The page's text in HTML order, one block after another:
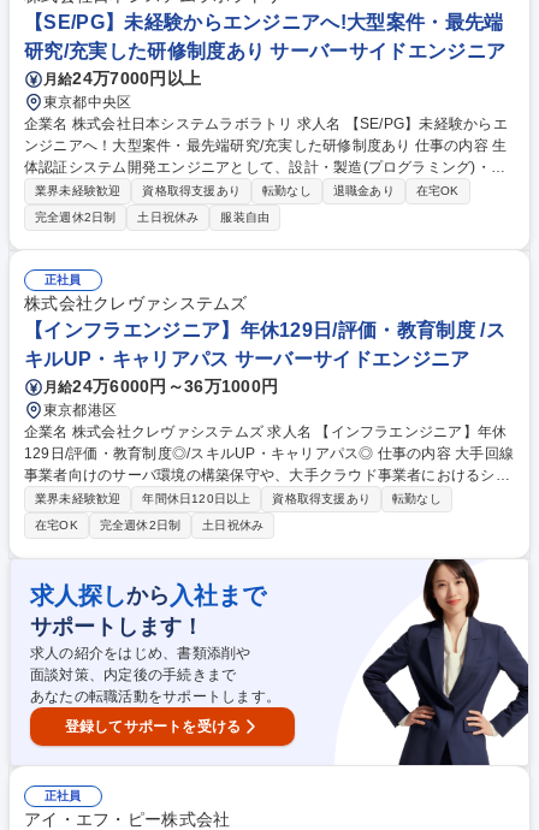
ー】など 入社後はまず業務理解を深めていただき、チームの頼れる存在と
してご活躍いただきます。 募集職種 【要件定義から携わるPL】国内最大
級ECプラットフォーム開発/年休129日
【SE/PG】未経験からエンジニアへ!大型案件・最先端
研究/充実した研修制度あり サーバーサイドエンジニア
月給24万7000円以上
東京都中央区
企業名 株式会社日本システムラボラトリ 求人名 【SE/PG】未経験からエ
ンジニアへ！大型案件・最先端研究/充実した研修制度あり 仕事の内容 生
体認証システム開発エンジニアとして、設計・製造(プログラミング)・品
質/性能評価・保守・技術研究をお任せします。 お客様は国家規模の研究
開発プロジェクトを進めているメーカーの研究機関やラボです。 この他に
も、以下のような業務もあります。 ■ 大規模仮想インフラエンジニア:お
客様のIT活用（日常で扱うデータ処理、通信の安定性など）を支援するエ
ンジニア 募集職種 【SE/PG】未経験からエンジニアへ！大型案件・最先
端研究/充実した研修制度あり
業界未経験歓迎 資格取得支援あり 転勤なし 退職金あり
在宅OK
完全週休2日制
土日祝休み 服装自由
正社員
株式会社クレヴァシステムズ
【インフラエンジニア】年休129日/評価・教育制度 /ス
キルUP・キャリアパス サーバーサイドエンジニア
月給24万6000円～36万1000円
東京都港区
企業名 株式会社クレヴァシステムズ 求人名 【インフラエンジニア】年休
129日/評価・教育制度◎/スキルUP・キャリアパス◎ 仕事の内容 大手回線
事業者向けのサーバ環境の構築保守や、大手クラウド事業者におけるシス
テム運用設計、構築、運用・保守などご経験や志向に応じたプロジェクト
を担当頂きます。 業務内容はPJによりますが、顧客担当者とのコミュニ
ケーション、スケジュール管理、進捗管理、サーバーの設計構築業務にお
ける各種ドキュメント作成・構築、運用・保守フェーズにおける障害検知
後の2次対応およびシステム構成変更対応、AWS、Azure等のクラウド上
の構築業務など多岐にわたります。古くからの付き合いがある顧客が多い
こと、4,5名でのチーム体制を組んでいるため、相談しやすい環境です。
募集職種 【インフラエンジニア】年休129日/評価・教育制度◎/スキルU
P・キャリアパス◎
業界未経験歓迎 年間休日120日以上 資格取得支援あり
転勤なし
在宅OK
完全週休2日制 土日祝休み
求人探しから 入社まで
サポートします！
求人の紹介をはじめ、書類添削や
面談対策、内定後の手続きまで
あなたの転職活動をサポートします。
登録してサポートを受ける
正社員
アイ・エフ・ピー株式会社